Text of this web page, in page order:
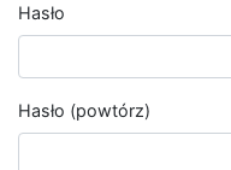
Hasło
Hasło (powtórz)